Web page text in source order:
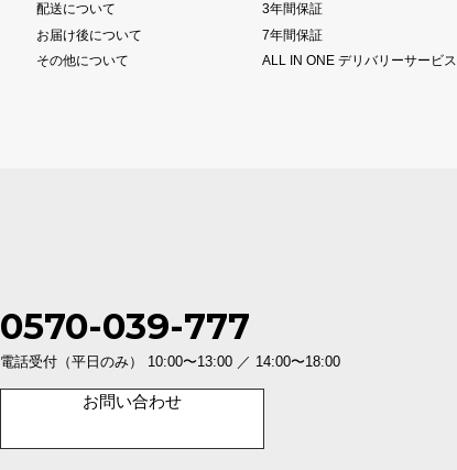
配送について
お届け後について
その他について
3年間保証
7年間保証
ALL IN ONE デリバリーサービス
お問い合わせ
0570-039-777
電話受付（平日のみ） 10:00〜13:00 ／ 14:00〜18:00